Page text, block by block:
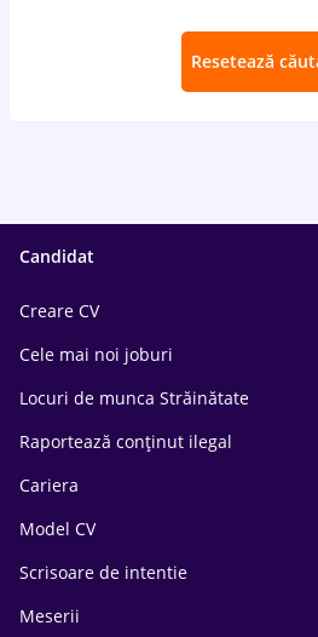
Resetează
Candidat
Creare CV
Cele mai noi joburi
Locuri de munca Străinătate
Raportează conținut ilegal
Cariera
Model CV
Scrisoare de intentie
Meserii